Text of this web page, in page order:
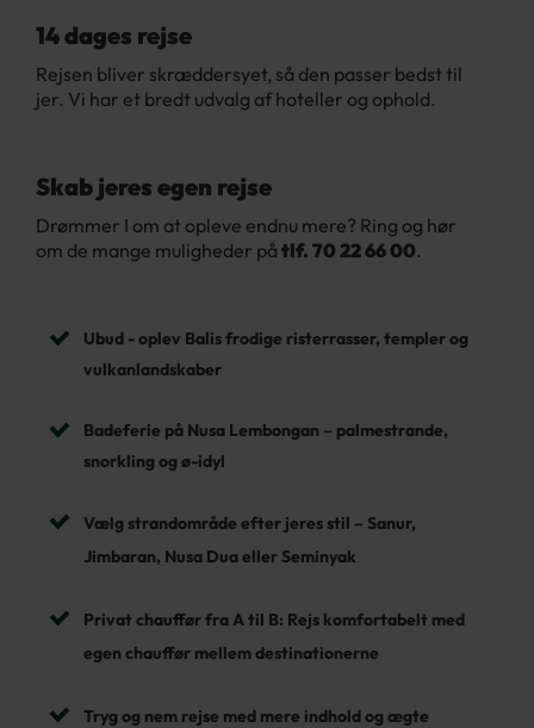
14 dages rejse
Rejsen bliver skræddersyet, så den passer bedst til
jer. Vi har et bredt udvalg af hoteller og ophold.
Skab jeres egen rejse
Drømmer I om at opleve endnu mere? Ring og hør
om de mange muligheder på tlf. 70 22 66 00.
Ubud - oplev Balis frodige risterrasser, templer og
vulkanlandskaber
Badeferie på Nusa Lembongan – palmestrande,
snorkling og ø-idyl
Vælg strandområde efter jeres stil – Sanur,
Jimbaran, Nusa Dua eller Seminyak
Privat chauffør fra A til B: Rejs komfortabelt med
egen chauffør mellem destinationerne
Tryg og nem rejse med mere indhold og ægte